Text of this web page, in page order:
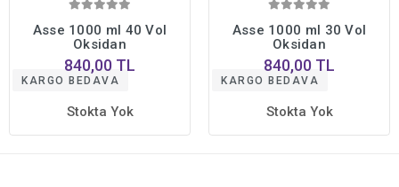
Asse 1000 ml 40 Vol
Oksidan
840,00 TL
KARGO BEDAVA
Stokta Yok
Asse 1000 ml 30 Vol
Oksidan
840,00 TL
KARGO BEDAVA
Stokta Yok